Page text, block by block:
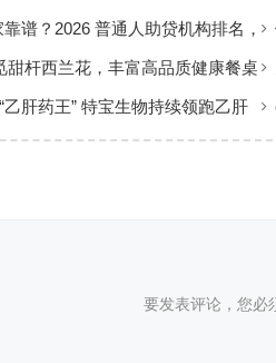
靠谱？2026 普通人助贷机构排名，
南
杆西兰花，丰富高品质健康餐桌
乙肝药王” 特宝生物持续领跑乙肝
要发表评论，您必